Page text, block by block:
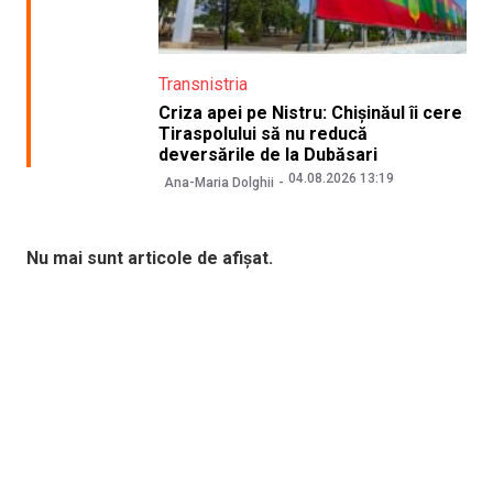
Transnistria
Criza apei pe Nistru: Chișinăul îi cere
Tiraspolului să nu reducă
deversările de la Dubăsari
Ana-Maria Dolghii 04.08.2026 13:19
Nu mai sunt articole de afișat.